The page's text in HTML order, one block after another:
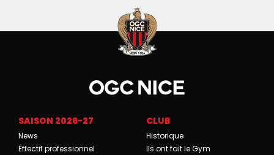
SAISON 2026-27
News
Effectif professionnel
CLUB
Historique
Ils ont fait le Gym